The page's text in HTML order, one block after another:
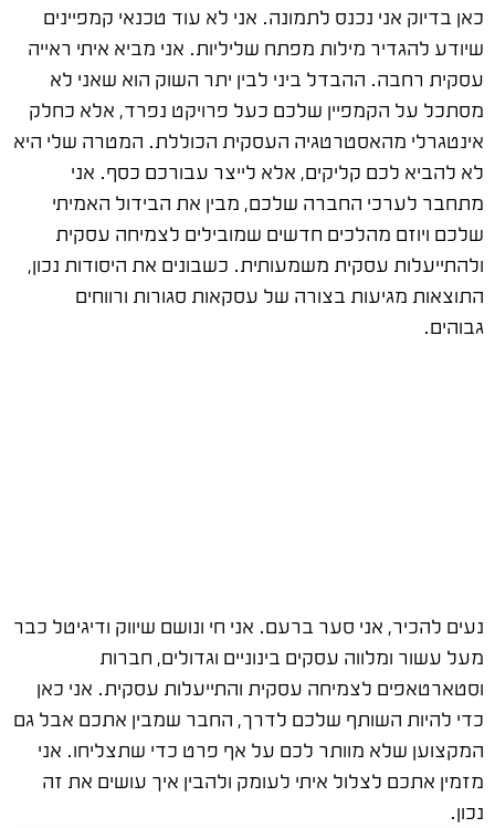
כאן בדיוק אני נכנס לתמונה. אני לא עוד טכנאי קמפיינים
שיודע להגדיר מילות מפתח שליליות. אני מביא איתי ראייה
עסקית רחבה. ההבדל ביני לבין יתר השוק הוא שאני לא
מסתכל על הקמפיין שלכם כעל פרויקט נפרד, אלא כחלק
אינטגרלי מהאסטרטגיה העסקית הכוללת. המטרה שלי היא
לא להביא לכם קליקים, אלא לייצר עבורכם כסף. אני
מתחבר לערכי החברה שלכם, מבין את הבידול האמיתי
שלכם ויוזם מהלכים חדשים שמובילים לצמיחה עסקית
ולהתייעלות עסקית משמעותית. כשבונים את היסודות נכון,
התוצאות מגיעות בצורה של עסקאות סגורות ורווחים
גבוהים.
נעים להכיר, אני סער ברעם. אני חי ונושם שיווק ודיגיטל כבר
מעל עשור ומלווה עסקים בינוניים וגדולים, חברות
וסטארטאפים לצמיחה עסקית והתייעלות עסקית. אני כאן
כדי להיות השותף שלכם לדרך, החבר שמבין אתכם אבל גם
המקצוען שלא מוותר לכם על אף פרט כדי שתצליחו. אני
מזמין אתכם לצלול איתי לעומק ולהבין איך עושים את זה
נכון.